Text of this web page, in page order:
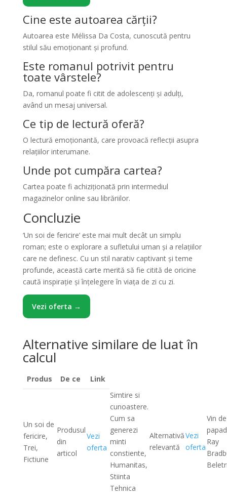
Cine este autoarea cărții?
Autoarea este Mélissa Da Costa, cunoscută pentru
stilul său emoționant și profund.
Este romanul potrivit pentru
toate vârstele?
Da, romanul poate fi citit de adolescenți și adulți,
având un mesaj universal.
Ce tip de lectură oferă?
O lectură emoționantă, care provoacă reflecții asupra
relațiilor interumane.
Unde pot cumpăra cartea?
Cartea poate fi achiziționată prin intermediul
magazinelor online sau librăriilor.
Concluzie
‘Un soi de fericire’ este mai mult decât un simplu
roman; este o explorare a sufletului uman și a relațiilor
care ne definesc. Cu un stil narativ captivant și teme
profunde, această carte merită să fie citită de oricine
caută inspirație și înțelegere în viața de zi cu zi.
Vezi oferta →
Alternative similare de luat în
calcul
Produs De ce Link
Un soi de
fericire,
Trei,
Fictiune
Produsul
din
articol
Vezi
oferta
Simtire si
cunoastere.
Cum sa
generezi
minti
constiente,
Humanitas,
Stiinta
Tehnica
Alternativă
relevantă
Vezi
oferta
Vin de
Ray